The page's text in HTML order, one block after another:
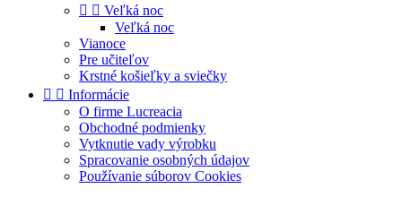
  Veľká noc
Veľká noc
Vianoce
Pre učiteľov
Krstné košieľky a sviečky
  Informácie
O firme Lucreacia
Obchodné podmienky
Vytknutie vady výrobku
Spracovanie osobných údajov
Používanie súborov Cookies